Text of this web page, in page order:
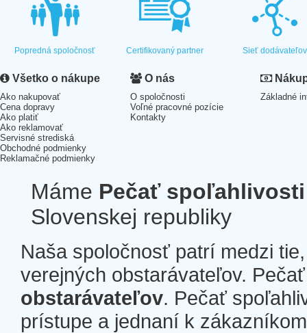
Popredná spoločnosť Certifikovaný partner Sieť dodávateľov
Všetko o nákupe
Ako nakupovať
Cena dopravy
Ako platiť
Ako reklamovať
Servisné strediská
Obchodné podmienky
Reklamačné podmienky
O nás
O spoločnosti
Voľné pracovné pozície
Kontakty
Základné
Máme Pečať spoľahlivosti
Slovenskej republiky
Naša spoločnosť patrí medzi
verejných obstarávateľov.
obstarávateľov. Pečať
prístupe a jednaní k